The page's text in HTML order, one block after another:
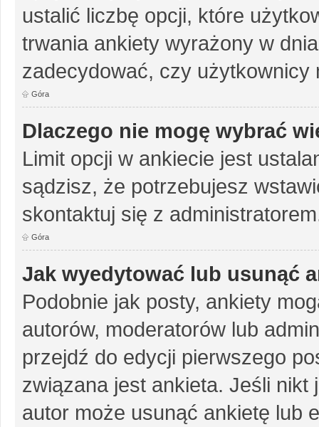
ustalić liczbę opcji, które
trwania ankiety wyrażony w
zadecydować, czy użytkownicy
Góra
Dlaczego nie mogę wybrać
Limit opcji w ankiecie jest
sądzisz, że potrzebujesz
skontaktuj się z
Góra
Jak wyedytować lub usunąć
Podobnie jak posty, ankiety
autorów, moderatorów lub
przejdź do edycji pierwszego
związana jest ankieta. Jeśli nikt
autor może usunąć ankietę lub